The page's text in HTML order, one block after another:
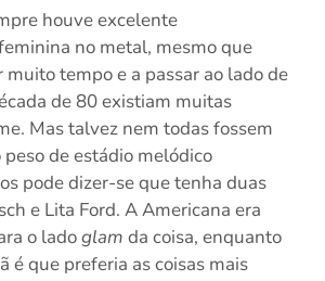
houve excelente
no metal, mesmo que
tempo e a passar ao lado de
de 80 existiam muitas
Mas talvez nem todas fossem
de estádio melódico
pode dizer-se que tenha duas
e Lita Ford. A Americana era
o ladoglam da coisa, enquanto
é que preferia as coisas mais